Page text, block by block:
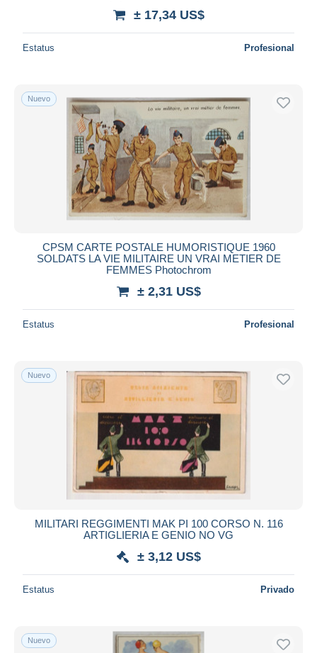
± 17,34 US$
Estatus Profesional
Nuevo
CPSM CARTE POSTALE HUMORISTIQUE 1960
SOLDATS LA VIE MILITAIRE UN VRAI METIER DE
FEMMES Photochrom
± 2,31 US$
Estatus Profesional
Nuevo
MILITARI REGGIMENTI MAK PI 100 CORSO N. 116
ARTIGLIERIA E GENIO NO VG
± 3,12 US$
Estatus Privado
Nuevo